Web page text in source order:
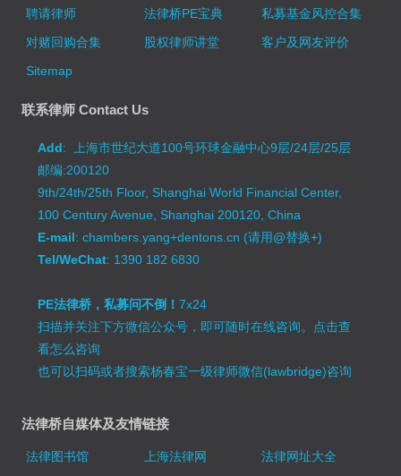
聘请律师
法律桥PE宝典
私募基金风控合集
对赌回购合集
股权律师讲堂
客户及网友评价
Sitemap
联系律师 Contact Us
Add: 上海市世纪大道100号环球金融中心9层/24层/25层
邮编:200120
9th/24th/25th Floor, Shanghai World Financial Center,
100 Century Avenue, Shanghai 200120, China
E-mail: chambers.yang+dentons.cn (请用@替换+)
Tel/WeChat: 1390 182 6830
PE法律桥，私募问不倒！7x24
扫描并关注下方微信公众号，即可随时在线咨询。 点击查
看怎么咨询
也可以扫码或者搜索杨春宝一级律师微信(lawbridge)咨询
法律桥自媒体及友情链接
法律图书馆 上海法律网
法律网址大全